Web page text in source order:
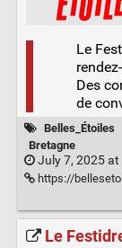
Le
Des
de
Belles_Étoiles
Bretagne
July 7, 2025 at
https://
Le